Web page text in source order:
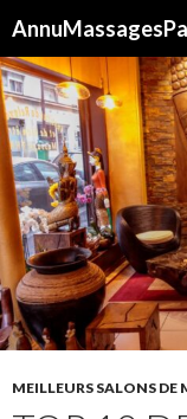
AU
CONTENU
MEILLEURS SALONS DE